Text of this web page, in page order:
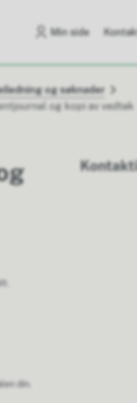
Min side
og søknader
og kopi av vedtak
din.